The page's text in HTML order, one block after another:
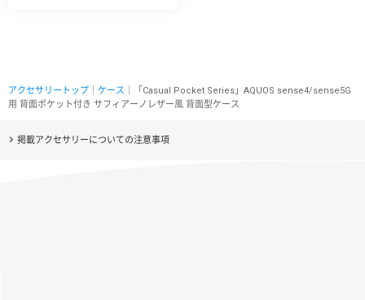
アクセサリートップ ケース ｜「Casual Pocket Series」AQUOS sense4/sense5G
用 背面ポケット付き サフィアーノレザー風 背面型ケース
掲載アクセサリーについての注意事項